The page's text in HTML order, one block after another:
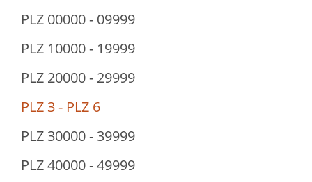
PLZ 00000 - 09999
PLZ 10000 - 19999
PLZ 20000 - 29999
PLZ 3 - PLZ 6
PLZ 30000 - 39999
PLZ 40000 - 49999